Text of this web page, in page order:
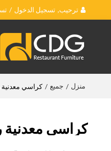
ترحيب, تسجيل الدخول /
منزل / جميع / كراسي معدنية
كراسي معدنية